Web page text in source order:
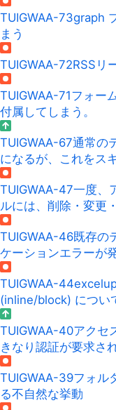
TUIGWAA-73graph
まう
TUIGWAA-72RSSリ
TUIGWAA-71フォー
付属してしまう。
TUIGWAA-67通常の
になるが、これをス
TUIGWAA-47一度、
ルには、削除・変更
TUIGWAA-46既存の
ケーションエラーが
TUIGWAA-44
(inline/block) につい
TUIGWAA-40アクセ
きなり認証が要求さ
TUIGWAA-39フォル
る不自然な挙動